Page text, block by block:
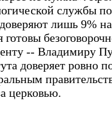
службы
лишь 9%
готовы
-- Владимиру
доверяет ровно
церковью.